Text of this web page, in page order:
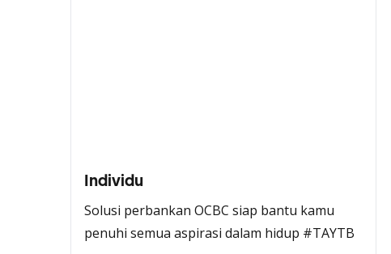
Individu
Solusi perbankan OCBC siap bantu kamu
penuhi semua aspirasi dalam hidup #TAYTB